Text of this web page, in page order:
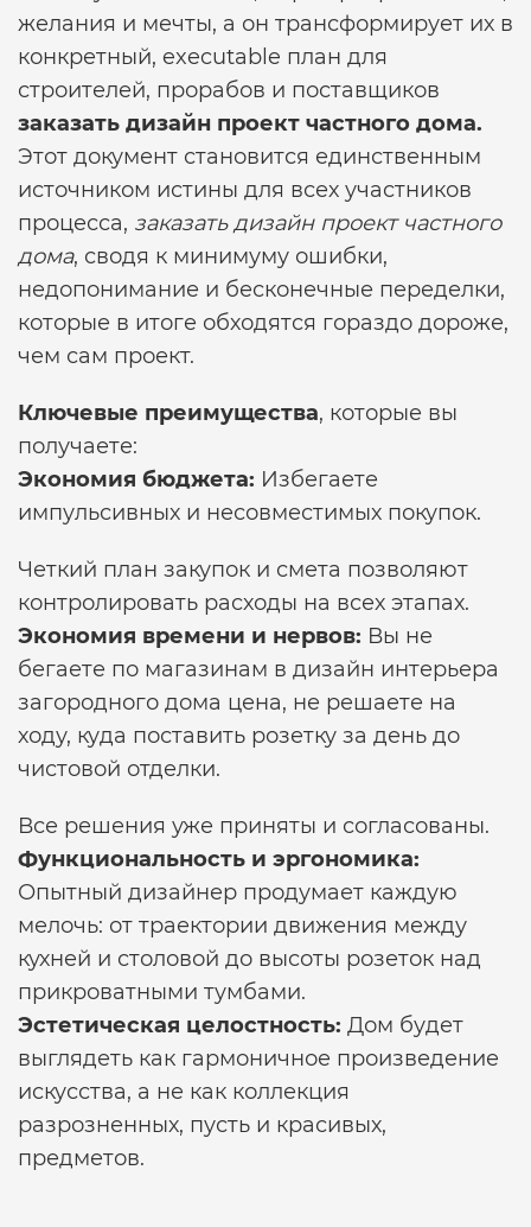
желания и мечты, а он трансформирует их в
конкретный, executable план для
строителей, прорабов и поставщиков
заказать дизайн проект частного дома.
Этот документ становится единственным
источником истины для всех участников
процесса, заказать дизайн проект частного
дома, сводя к минимуму ошибки,
недопонимание и бесконечные переделки,
которые в итоге обходятся гораздо дороже,
чем сам проект.
Ключевые преимущества, которые вы
получаете:
Экономия бюджета: Избегаете
импульсивных и несовместимых покупок.
Четкий план закупок и смета позволяют
контролировать расходы на всех этапах.
Экономия времени и нервов: Вы не
бегаете по магазинам в дизайн интерьера
загородного дома цена, не решаете на
ходу, куда поставить розетку за день до
чистовой отделки.
Все решения уже приняты и согласованы.
Функциональность и эргономика:
Опытный дизайнер продумает каждую
мелочь: от траектории движения между
кухней и столовой до высоты розеток над
прикроватными тумбами.
Эстетическая целостность: Дом будет
выглядеть как гармоничное произведение
искусства, а не как коллекция
разрозненных, пусть и красивых,
предметов.